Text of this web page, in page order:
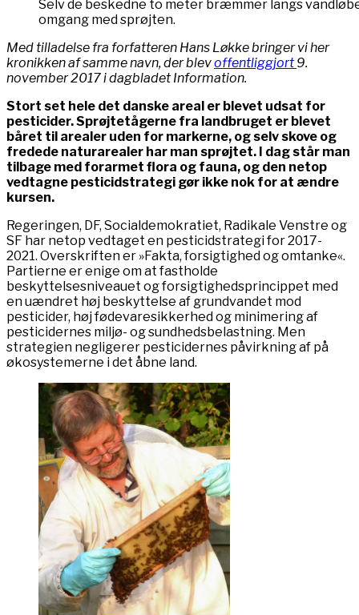
Selv de beskedne to meter bræmmer langs
omgang med sprøjten.
Med tilladelse fra forfatteren Hans Løkke bringer vi her
kronikken af samme navn, der blevoffentliggjort9.
november 2017 i dagbladet Information.
Stort set hele det danske areal er blevet udsat for
pesticider. Sprøjtetågerne fra landbruget er blevet
båret til arealer uden for markerne, og selv skove og
fredede naturarealer har man sprøjtet. I dag står man
tilbage med forarmet flora og fauna, og den netop
vedtagne pesticidstrategi gør ikke nok for at ændre
kursen.
Regeringen, DF, Socialdemokratiet, Radikale Venstre og
SF har netop vedtaget en pesticidstrategi for 2017-
2021. Overskriften er »Fakta, forsigtighed og omtanke«.
Partierne er enige om at fastholde
beskyttelsesniveauet og forsigtighedsprincippet med
en uændret høj beskyttelse af grundvandet mod
pesticider, høj fødevaresikkerhed og minimering af
pesticidernes miljø- og sundhedsbelastning. Men
strategien negligerer pesticidernes påvirkning af på
økosystemerne i det åbne land.